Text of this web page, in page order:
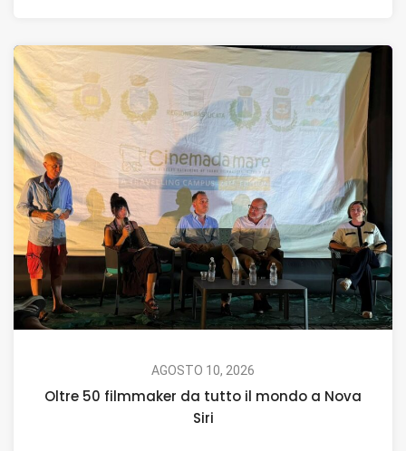
AGOSTO 10, 2026
Oltre 50 filmmaker da tutto il mondo a Nova
Siri